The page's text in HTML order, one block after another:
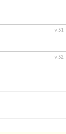
v.31
v.32